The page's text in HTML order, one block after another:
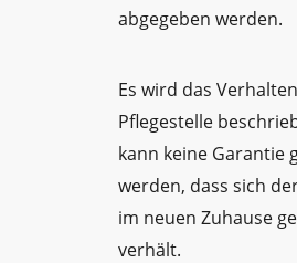
abgegeben werden.
Es wird das
Pflegestelle
kann keine Garantie
werden, dass sich
im neuen Zuhause
verhält.